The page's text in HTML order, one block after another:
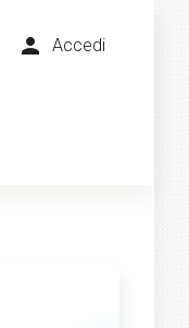
person Accedi